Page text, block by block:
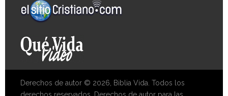
Derechos de autor © 2026, Biblia Vida. Todos los
derechos reservados. Derechos de autor para las